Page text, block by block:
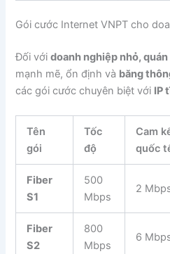
Gói cước Internet VNPT cho
Đối vớidoanh nghiệp nhỏ,
mạnh mẽ, ổn định và băng
các gói cước chuyên biệt với IP
Tên
gói
Tốc
độ
Cam
quốc
Fiber
S1
500
Mbps
2
Fiber
S2
800
Mbps
6